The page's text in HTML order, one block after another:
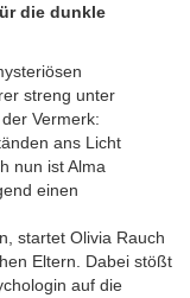
die dunkle
streng unter
Vermerk:
ans Licht
nun ist Alma
einen
startet Olivia Rauch
Eltern. Dabei stößt
auf die